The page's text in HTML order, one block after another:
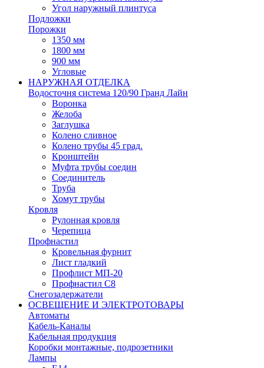
Угол наружный плинтуса
Подложки
Порожки
1350 мм
1800 мм
900 мм
Угловые
НАРУЖНАЯ ОТДЕЛКА
Водосточня система 120/90 Гранд Лайн
Воронка
Желоба
Заглушка
Колено сливное
Колено трубы 45 град.
Кронштейн
Муфта трубы соедин
Соединитель
Труба
Хомут трубы
Кровля
Рулонная кровля
Черепица
Профнастил
Кровельная фурнит
Лист гладкий
Профлист МП-20
Профнастил С8
Снегозадержатели
ОСВЕЩЕНИЕ И ЭЛЕКТРОТОВАРЫ
Автоматы
Кабель-Каналы
Кабельная продукция
Коробки монтажные, подрозетники
Лампы